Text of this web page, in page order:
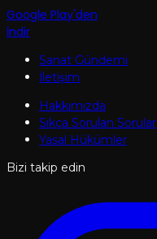
Google Play'den
İndir
Sanat Gündemi
İletişim
Hakkımızda
Sıkça Sorulan Sorular
Yasal Hükümler
Bizi takip edin